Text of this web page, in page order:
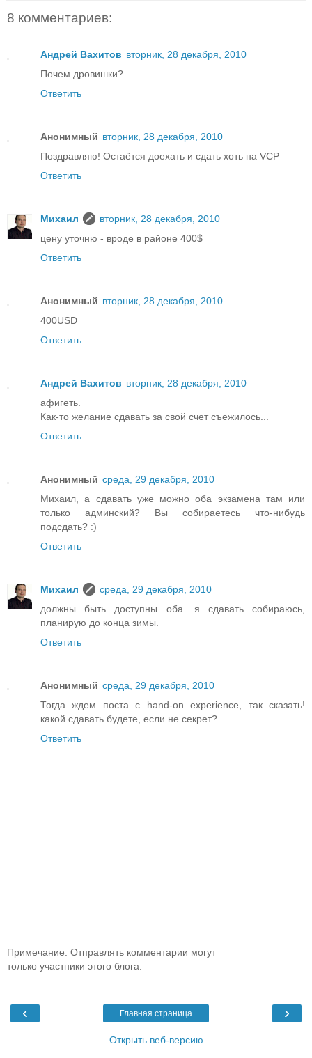
8 комментариев:
Андрей Вахитов вторник, 28 декабря, 2010
Почем дровишки?
Ответить
Анонимный вторник, 28 декабря, 2010
Поздравляю! Остаётся доехать и сдать хоть на VCP
Ответить
Михаил
вторник, 28 декабря, 2010
цену уточню - вроде в районе 400$
Ответить
Анонимный вторник, 28 декабря, 2010
400USD
Ответить
Андрей Вахитов вторник, 28 декабря, 2010
афигеть.
Как-то желание сдавать за свой счет съежилось...
Ответить
Анонимный среда, 29 декабря, 2010
Михаил, а сдавать уже можно оба экзамена там или
только админский? Вы собираетесь что-нибудь
подсдать? :)
Ответить
Михаил
среда, 29 декабря, 2010
должны быть доступны оба. я сдавать собираюсь,
планирую до конца зимы.
Ответить
Анонимный среда, 29 декабря, 2010
Тогда ждем поста с hand-on experience, так сказать!
какой сдавать будете, если не секрет?
Ответить
Примечание. Отправлять комментарии могут
только участники этого блога.
‹ ›
Главная страница
Открыть веб-версию